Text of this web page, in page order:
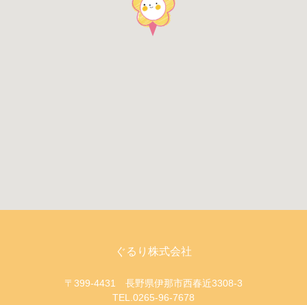
ぐるり株式会社
〒399-4431 長野県伊那市西春近3308-3
TEL.0265-96-7678